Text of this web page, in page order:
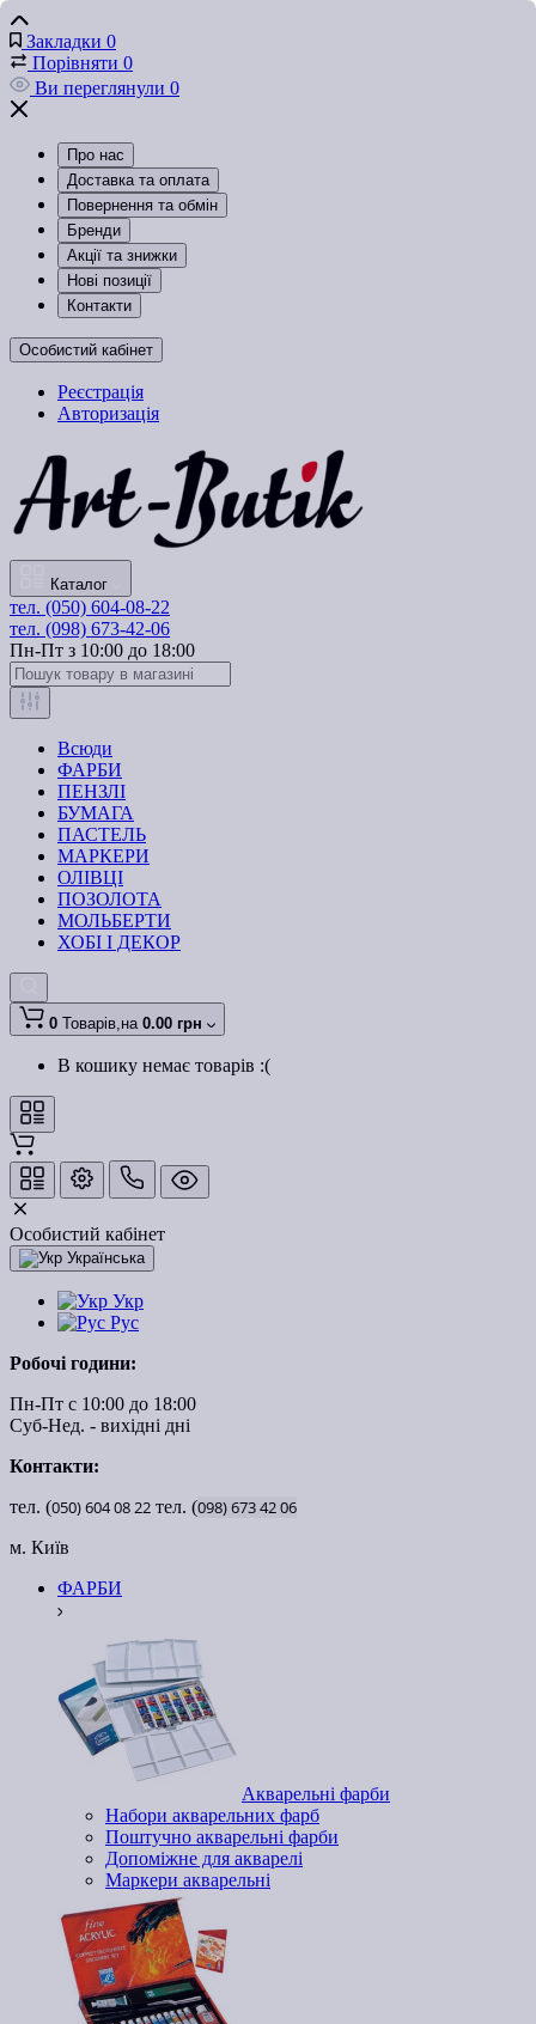
Закладки 0
Порівняти 0
Ви переглянули 0
Про нас
Доставка та оплата
Повернення та обмін
Бренди
Акції та знижки
Нові позиції
Контакти
Особистий кабінет
Реєстрація
Авторизація
Каталог
тел. (050) 604-08-22
тел. (098) 673-42-06
Пн-Пт з 10:00 до 18:00
Всюди
ФАРБИ
ПЕНЗЛІ
БУМАГА
ПАСТЕЛЬ
МАРКЕРИ
ОЛІВЦІ
ПОЗОЛОТА
МОЛЬБЕРТИ
ХОБІ І ДЕКОР
0 Товарів,на 0.00 грн
В кошику немає товарів :(
Особистий кабінет
Українська
Укр
Рус
Робочі години:
Пн-Пт с 10:00 до 18:00
Суб-Нед. - вихідні дні
Контакти:
тел. (050)6040822 тел. (098)6734206
м. Київ
ФАРБИ
Акварельні фарби
Набори акварельних фарб
Поштучно акварельні фарби
Допоміжне для акварелі
Маркери акварельні